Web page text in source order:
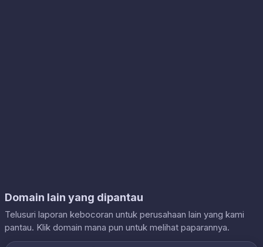
Domain lain yang dipantau
Telusuri laporan kebocoran untuk perusahaan lain yang kami
pantau. Klik domain mana pun untuk melihat paparannya.